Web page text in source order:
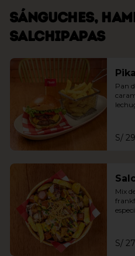
Sánguches,
salchipapas
Pan
S/
Mix
S/